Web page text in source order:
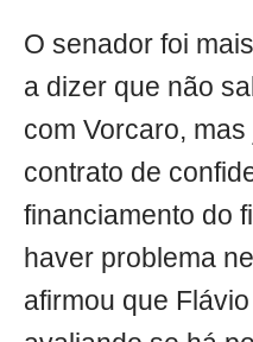
O senador foi
a dizer que não
com Vorcaro,
contrato de
financiamento do
haver problema
afirmou que